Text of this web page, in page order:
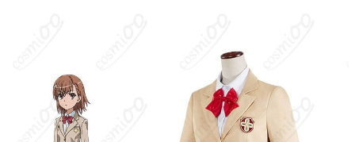
素材
ポリエステル、コットン、合成皮革（※生
産ロットや工芸技術のアップグレードによ
り変更の可能性あり）
コート、シャツ、スカート、髪飾り、スカ